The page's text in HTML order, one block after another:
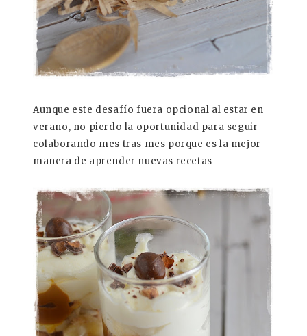
Aunque este desafío fuera opcional al estar en
verano, no pierdo la oportunidad para seguir
colaborando mes tras mes porque es la mejor
manera de aprender nuevas recetas